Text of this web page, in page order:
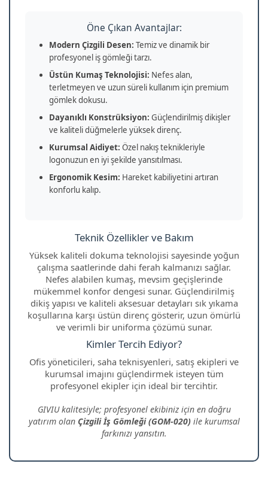
Öne Çıkan Avantajlar:
Modern Çizgili Desen: Temiz ve dinamik bir
profesyonel iş gömleği tarzı.
Üstün Kumaş Teknolojisi: Nefes alan,
terletmeyen ve uzun süreli kullanım için premium
gömlek dokusu.
Dayanıklı Konstrüksiyon: Güçlendirilmiş dikişler
ve kaliteli düğmelerle yüksek direnç.
Kurumsal Aidiyet: Özel nakış teknikleriyle
logonuzun en iyi şekilde yansıtılması.
Ergonomik Kesim: Hareket kabiliyetini artıran
konforlu kalıp.
Teknik Özellikler ve Bakım
Yüksek kaliteli dokuma teknolojisi sayesinde yoğun
çalışma saatlerinde dahi ferah kalmanızı sağlar.
Nefes alabilen kumaş, mevsim geçişlerinde
mükemmel konfor dengesi sunar. Güçlendirilmiş
dikiş yapısı ve kaliteli aksesuar detayları sık yıkama
koşullarına karşı üstün direnç gösterir, uzun ömürlü
ve verimli bir uniforma çözümü sunar.
Kimler Tercih Ediyor?
Ofis yöneticileri, saha teknisyenleri, satış ekipleri ve
kurumsal imajını güçlendirmek isteyen tüm
profesyonel ekipler için ideal bir tercihtir.
GIVIU kalitesiyle; profesyonel ekibiniz için en doğru
yatırım olan Çizgili İş Gömleği (GOM-020)ile kurumsal
farkınızı yansıtın.